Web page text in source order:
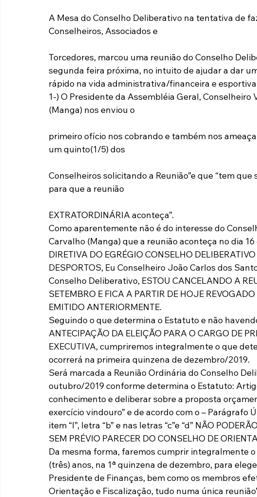
A Mesa do Conselho Deliberativo na tentativa de
Conselheiros, Associados e
Torcedores, marcou uma reunião do Conselho
segunda feira próxima, no intuito de ajudar a dar
rápido na vida administrativa/financeira e
1-) O Presidente da Assembléia Geral,
(Manga) nos enviou o
primeiro ofício nos cobrando e também nos
um quinto(1/5) dos
Conselheiros solicitando a Reunião”e que “tem
para que a reunião
EXTRATORDINÁRIA aconteça”.
Como aparentemente não é do interesse do
Carvalho (Manga) que a reunião aconteça no dia
DIRETIVA DO EGRÉGIO CONSELHO
DESPORTOS, Eu Conselheiro João Carlos dos
Conselho Deliberativo, ESTOU CANCELANDO A
SETEMBRO E FICA A PARTIR DE HOJE
EMITIDO ANTERIORMENTE.
Seguindo o que determina o Estatuto e não
ANTECIPAÇÃO DA ELEIÇÃO PARA O CARGO DE
EXECUTIVA, cumpriremos integralmente o que
ocorrerá na primeira quinzena de dezembro/2019.
Será marcada a Reunião Ordinária do Conselho
outubro/2019 conforme determina o Estatuto:
conhecimento e deliberar sobre a proposta
exercício vindouro” e de acordo com o – Parágrafo
item “I”, letra “b” e nas letras “c”e “d” NÃO
SEM PRÉVIO PARECER DO CONSELHO DE
Da mesma forma, faremos cumprir integralmente o
(três) anos, na 1ª quinzena de dezembro, para
Presidente de Finanças, bem como os membros
Orientação e Fiscalização, tudo numa única